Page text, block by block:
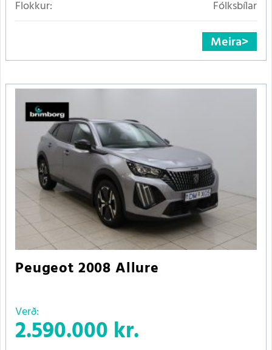
Flokkur:
Fólksbílar
Meira
Peugeot 2008 Allure
Verð:
2.590.000 kr.